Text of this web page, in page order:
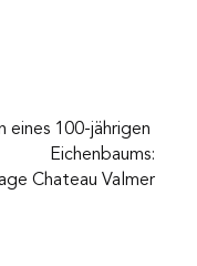
eines 100-jährigen
Eichenbaums:
Chateau Valmer